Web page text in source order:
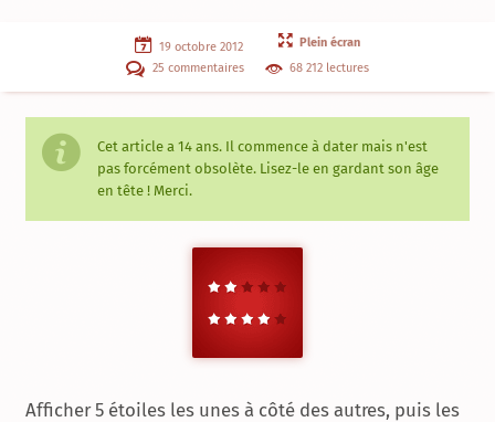
en
19 octobre 2012
Plein écran
25 commentaires
68 212 lectures
Cet article a 14 ans. Il commence à dater mais n'est
pas forcément obsolète. Lisez-le en gardant son âge
en tête ! Merci.
Afficher 5 étoiles les unes à côté des autres, puis les